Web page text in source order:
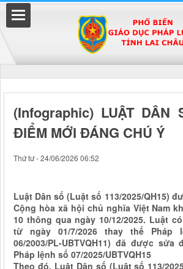
(Infographic) LUẬT DÂN
ĐIỂM MỚI ĐÁNG CHÚ Ý
Thứ tư - 24/06/2026 06:52
Luật Dân số (Luật số 113/2025/QH15)
Cộng hòa xã hội chủ nghĩa Việt Nam
10 thông qua ngày 10/12/2025. Luật
từ ngày 01/7/2026 thay thế Pháp
06/2003/PL-UBTVQH11) đã được
Pháp lệnh số 07/2025/UBTVQH15
Theo đó, Luật Dân số (Luật số 113/
Đã kết nối EMC